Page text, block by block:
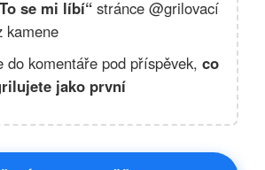
se mi líbí“ stránce @grilovací
kamene
do komentáře pod příspěvek, co
jako první